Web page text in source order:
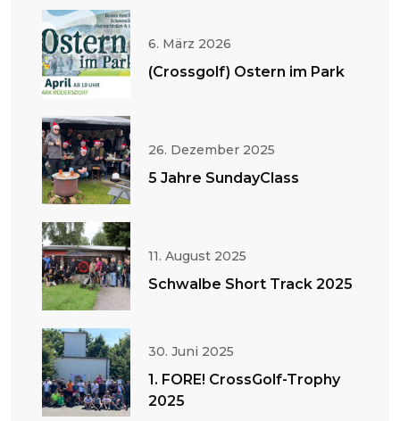
6. März 2026
(Crossgolf) Ostern im Park
26. Dezember 2025
5 Jahre SundayClass
11. August 2025
Schwalbe Short Track 2025
30. Juni 2025
1. FORE! CrossGolf-Trophy
2025